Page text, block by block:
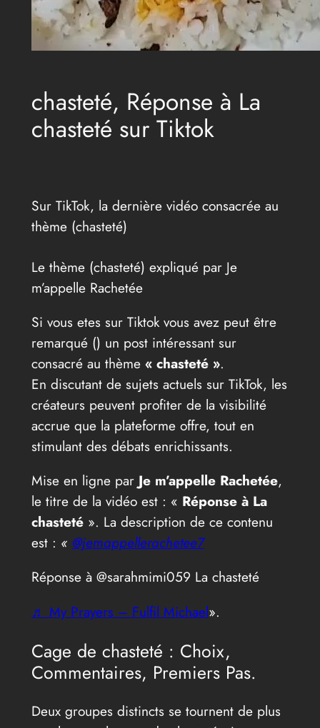
chasteté, Réponse à La
chasteté sur Tiktok
Sur TikTok, la dernière vidéo consacrée au
thème (chasteté)
Le thème (chasteté) expliqué par Je
m’appelle Rachetée
Si vous etes sur Tiktok vous avez peut être
remarqué () un post intéressant sur
consacré au thème « chasteté ».
En discutant de sujets actuels sur TikTok, les
créateurs peuvent profiter de la visibilité
accrue que la plateforme offre, tout en
stimulant des débats enrichissants.
Mise en ligne par Je m’appelle Rachetée,
le titre de la vidéo est : « Réponse à La
chasteté ». La description de ce contenu
est : « @jemappellerachetee7
Réponse à @sarahmimi059 La chasteté
♬ My Prayers – Fulfil Michael».
Cage de chasteté : Choix,
Commentaires, Premiers Pas.
Deux groupes distincts se tournent de plus